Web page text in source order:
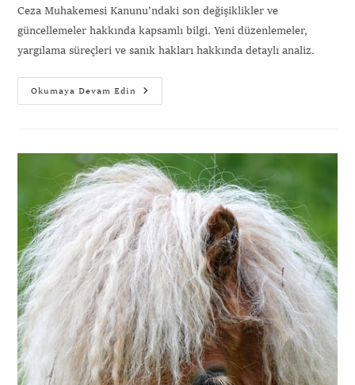
Ceza Muhakemesi Kanunu’ndaki son değişiklikler ve
güncellemeler hakkında kapsamlı bilgi. Yeni düzenlemeler,
yargılama süreçleri ve sanık hakları hakkında detaylı analiz.
Okumaya Devam Edin